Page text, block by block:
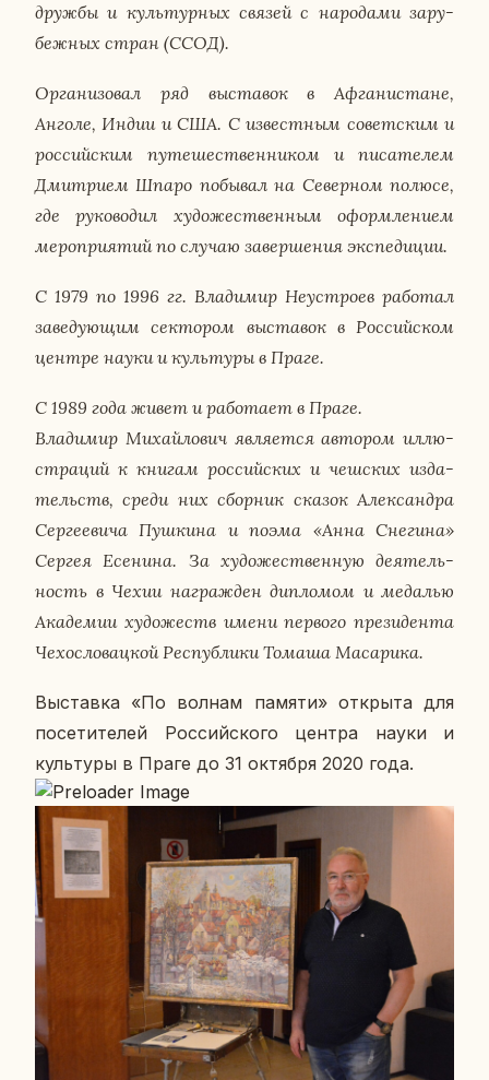
дружбы и куль­тур­ных связей с на­ро­да­ми за­ру­
беж­ных стран (ССОД).
Ор­га­ни­зо­вал ряд вы­ста­вок в Аф­га­ни­стане,
Анголе, Индии и США. С из­вест­ным со­вет­ским и
рос­сий­ским пу­те­ше­ствен­ни­ком и пи­са­те­лем
Дмит­ри­ем Шпаро по­бы­вал на Се­вер­ном полюсе,
где ру­ко­во­дил ху­до­же­ствен­ным оформ­ле­ни­ем
ме­ро­при­я­тий по случаю за­вер­ше­ния экс­пе­ди­ции.
С 1979 по 1996 гг. Вла­ди­мир Неустро­ев ра­бо­тал
за­ве­ду­ю­щим сек­то­ром вы­ста­вок в Рос­сий­ском
центре науки и куль­ту­ры в Праге.
С 1989 года живет и ра­бо­та­ет в Праге.
Вла­ди­мир Ми­хай­ло­вич яв­ля­ет­ся ав­то­ром ил­лю­
стра­ций к книгам рос­сий­ских и чеш­ских из­да­
тельств, среди них сбор­ник сказок Алек­сандра
Сер­ге­е­ви­ча Пуш­ки­на и поэма «Анна Сне­ги­на»
Сергея Есе­ни­на. За ху­до­же­ствен­ную де­я­тель­
ность в Чехии на­граж­ден ди­пло­мом и ме­да­лью
Ака­де­мии ху­до­жеств имени пер­во­го пре­зи­ден­та
Че­хо­сло­вац­кой Рес­пуб­ли­ки Томаша Ма­са­ри­ка.
Вы­став­ка «По волнам памяти» от­кры­та для
по­се­ти­те­лей Рос­сий­ско­го центра науки и
куль­ту­ры в Праге до 31 ок­тяб­ря 2020 года.